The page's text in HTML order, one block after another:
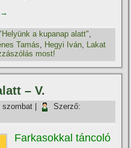
→
a kupanap alatt"
Tamás Hegyi Iván Lakat
most!
– V.
szombat
Szerző:
Farkasokkal táncoló